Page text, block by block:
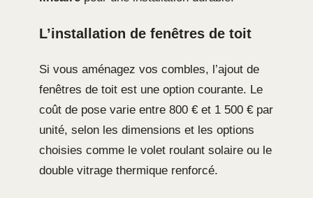
L’installation de fenêtres de toit
Si vous aménagez vos combles, l’ajout de
fenêtres de toit est une option courante. Le
coût de pose varie entre 800 € et 1 500 € par
unité, selon les dimensions et les options
choisies comme le volet roulant solaire ou le
double vitrage thermique renforcé.